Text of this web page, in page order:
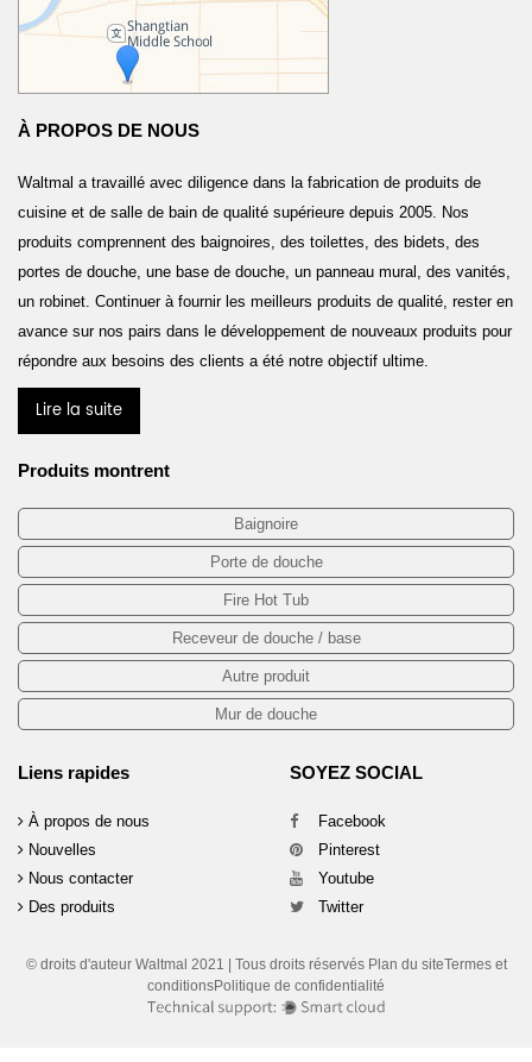
À PROPOS DE NOUS
Waltmal a travaillé avec diligence dans la fabrication de produits de
cuisine et de salle de bain de qualité supérieure depuis 2005. Nos
produits comprennent des baignoires, des toilettes, des bidets, des
portes de douche, une base de douche, un panneau mural, des vanités,
un robinet. Continuer à fournir les meilleurs produits de qualité, rester en
avance sur nos pairs dans le développement de nouveaux produits pour
répondre aux besoins des clients a été notre objectif ultime.
Lire la suite
Produits montrent
Baignoire
Porte de douche
Fire Hot Tub
Receveur de douche / base
Autre produit
Mur de douche
Liens rapides
À propos de nous
Nouvelles
Nous contacter
Des produits
SOYEZ SOCIAL
Facebook
Pinterest
Youtube
Twitter
© droits d'auteur Waltmal 2021 | Tous droits réservés Plan du siteTermes et
conditionsPolitique de confidentialité